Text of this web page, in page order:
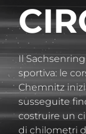
Il
sportiva: le
Chemnitz
susseguite
costruire un
di chilometri